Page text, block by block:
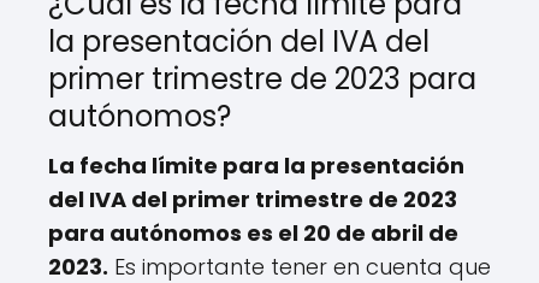
la presentación del IVA del
primer trimestre de 2023 para
autónomos?
La fecha límite para la presentación
del IVA del primer trimestre de 2023
para autónomos es el 20 de abril de
2023. Es importante tener en cuenta que